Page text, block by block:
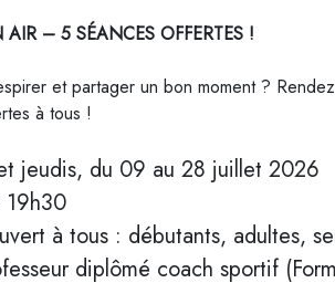
AIR – 5 SÉANCES OFFERTES !
et partager un bon moment ?
à tous !
jeudis, du 09 au 28 juillet 2026
19h30
à tous : débutants, adultes,
diplômé coach sportif